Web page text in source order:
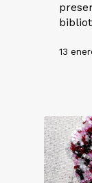
13